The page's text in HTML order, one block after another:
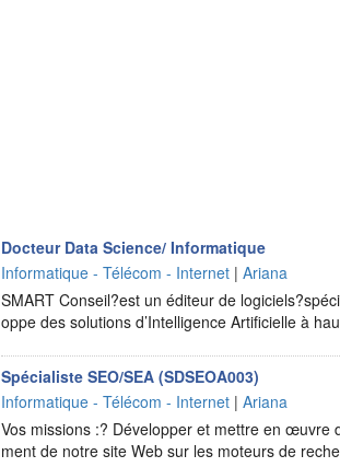
Docteur Data Science/ Informatique
Informatique - Télécom - Internet |Ariana
SMART Conseil?est un éditeur de
oppe des solutions d’Intelligence Artificielle à
Spécialiste SEO/SEA (SDSEOA003)
Informatique - Télécom - Internet |Ariana
Vos missions :? Développer et mettre en
ment de notre site Web sur les moteurs de